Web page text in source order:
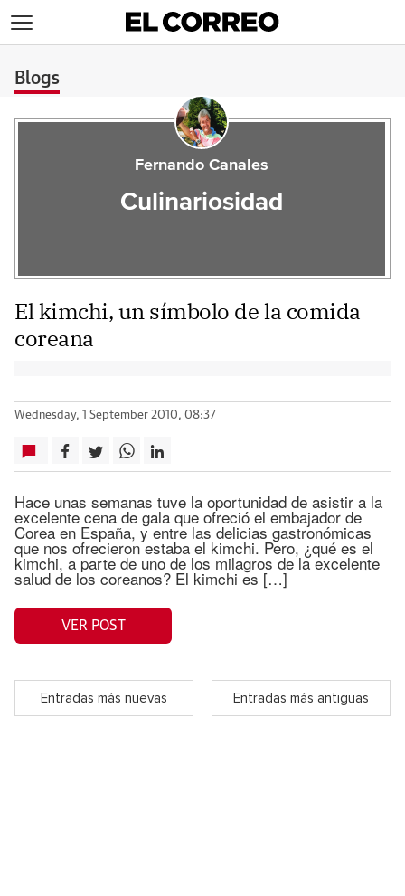
Blogs
Fernando Canales
Culinariosidad
El kimchi, un símbolo de la comida
coreana
Wednesday, 1 September 2010, 08:37
Hace unas semanas tuve la oportunidad de asistir a la
excelente cena de gala que ofreció el embajador de
Corea en España, y entre las delicias gastronómicas
que nos ofrecieron estaba el kimchi. Pero, ¿qué es el
kimchi, a parte de uno de los milagros de la excelente
salud de los coreanos? El kimchi es […]
VER POST
Entradas más nuevas Entradas más antiguas